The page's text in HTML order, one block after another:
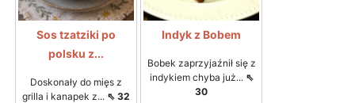
Sos tzatziki po
polsku z...
Doskonały do mięs z
grilla i kanapek z... ⇖ 32
Indyk z Bobem
Bobek zaprzyjaźnił się z
indykiem chyba już... ⇖
30